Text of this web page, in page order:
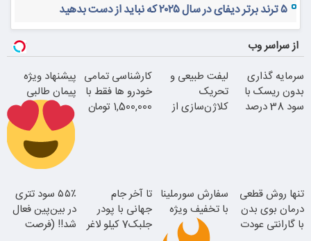
۵ ترند برتر دیفای در سال ۲۰۲۵ که نباید از دست بدهید
از سراسر وب
سرمایه گذاری
بدون ریسک با
سود 38 درصد
لیفت طبیعی و
تحریک
کلاژن‌سازی از
جوان شو
کارشناسی تمامی
خودرو ها فقط با
1,500,000 تومان
پیشنهاد ویژه
پیمان طالبی
با تخفیف ویژه
تنها روش قطعی
درمان بوی بدن
با گارانتی عودت
سفارش سورملینا
با تخفیف ویژه
تا آخر جام
جهانی با پودر
جلبک7 کیلو لاغر
۵۵٪ سود تتری
در بین‌پین فعال
شد!! (فرصت